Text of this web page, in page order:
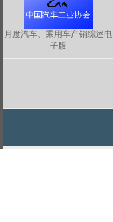
月度汽车、乘用车产销综述电
子版